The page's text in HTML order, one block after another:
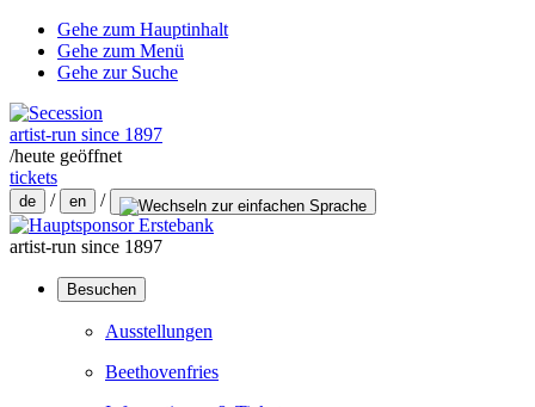
Gehe zum Hauptinhalt
Gehe zum Menü
Gehe zur Suche
artist-run since 1897
/heute geöffnet
tickets
de / en /
artist-run since 1897
Besuchen
Ausstellungen
Beethovenfries